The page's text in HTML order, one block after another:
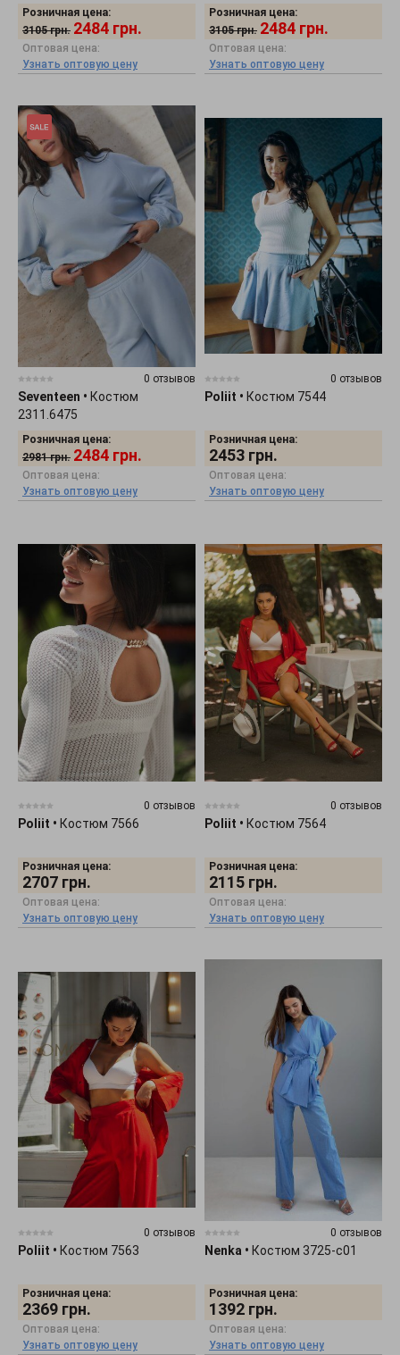
Розничная цена:
3105 грн. 2484 грн.
Оптовая цена:
Узнать оптовую цену
Розничная цена:
3105 грн. 2484 грн.
Оптовая цена:
Узнать оптовую цену
0 отзывов
Seventeen • Костюм
2311.6475
Розничная цена:
2981 грн. 2484 грн.
Оптовая цена:
Узнать оптовую цену
0 отзывов
Poliit • Костюм 7544
Розничная цена:
2453 грн.
Оптовая цена:
Узнать оптовую цену
0 отзывов
Poliit • Костюм 7566
Розничная цена:
2707 грн.
Оптовая цена:
Узнать оптовую цену
0 отзывов
Poliit • Костюм 7564
Розничная цена:
2115 грн.
Оптовая цена:
Узнать оптовую цену
0 отзывов
Poliit • Костюм 7563
Розничная цена:
2369 грн.
Оптовая цена:
Узнать оптовую цену
0 отзывов
Nenka • Костюм 3725-c01
Розничная цена:
1392 грн.
Оптовая цена:
Узнать оптовую цену